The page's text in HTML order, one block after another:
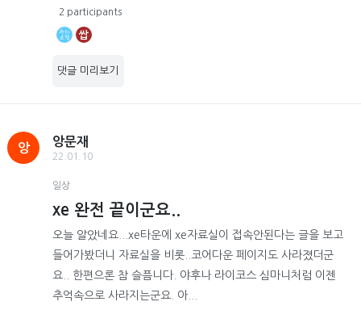
2 participants
쌉
댓글 미리보기
앙
앙문재
22.01.10
일상
xe 완전 끝이군요..
오늘 알았네요...xe타운에 xe자료실이 접속안된다는 글을 보고
들어가봤더니 자료실을 비롯..코어다운 페이지도 사라졌더군
요.. 한편으론 참 슬픔니다. 야후나 라이코스 심마니처럼 이젠
추억속으로 사라지는군요. 아...